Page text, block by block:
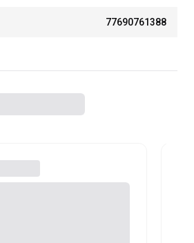
77690761388